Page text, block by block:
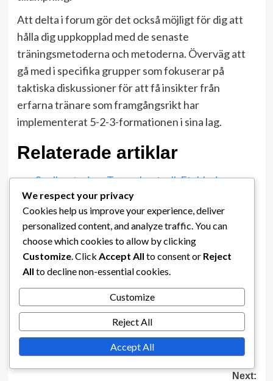
Att delta i forum gör det också möjligt för dig att
hålla dig uppkopplad med de senaste
träningsmetoderna och metoderna. Överväg att
gå med i specifika grupper som fokuserar på
taktiska diskussioner för att få insikter från
erfarna tränare som framgångsrikt har
implementerat 5-2-3-formationen i sina lag.
Relaterade artiklar
Spelhantering, Tempokontroll, Etablering av
rytm i 5-2-3-formationen
5-2-3 Formation: Formationsvariationer,
Taktisk flexibilitet, Anpassningsanalys
Ungdomsutveckling, Rollspecialisering,
Kompetensutbildning i 5-2-3-formationen
Post
navigation
Previous:
Anfallande mittfältsfunktioner, Kreativitet, Samspel i 5-
Next:
We respect your privacy
Cookies help us improve your experience, deliver
personalized content, and analyze traffic. You can
choose which cookies to allow by clicking
Customize . Click Accept All to consent or Reject
All to decline non-essential cookies.
Customize
Reject All
Accept All